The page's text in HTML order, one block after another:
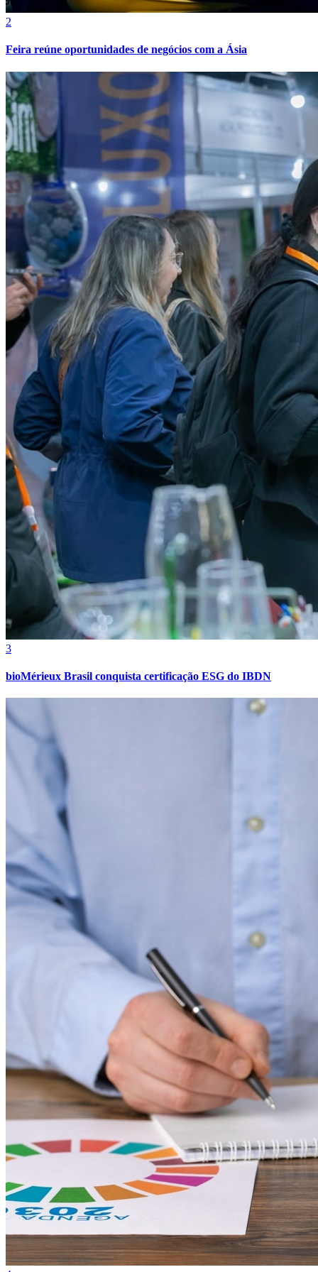
Athletico-PR
Bragantino
Vitória
2
Feira reúne oportunidades de negócios com a Ásia
3
bioMérieux Brasil conquista certificação ESG do IBDN